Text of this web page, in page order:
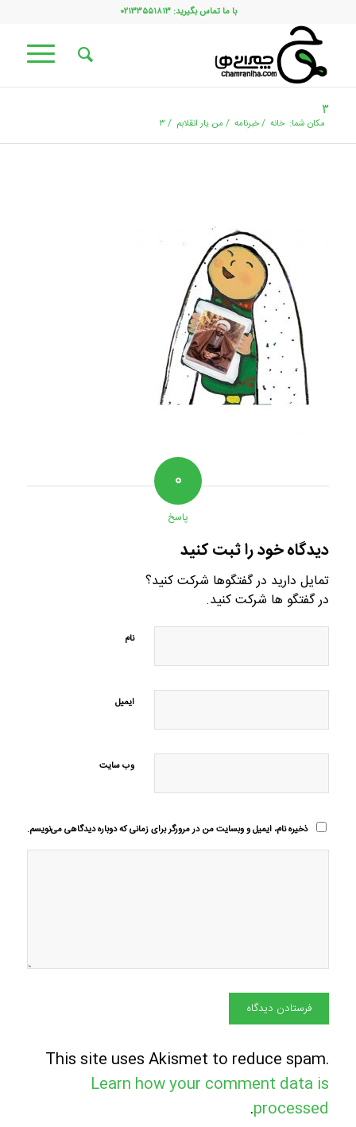
با ما تماس بگیرید: ۰۲۱۳۳۵۵۱۸۱۳
۳
مکان شما: خانه /خبرنامه / من یار انقلابم / ۳
۰
پاسخ
دیدگاه خود را ثبت کنید
تمایل دارید در گفتگوها شرکت کنید؟
در گفتگو ها شرکت کنید.
نام
ایمیل
وب‌ سایت
ذخیره نام، ایمیل و وبسایت من در مرورگر برای زمانی که دوباره دیدگاهی می‌نویسم.
This site uses Akismet to reduce spam.
Learn how your comment data is
processed
.